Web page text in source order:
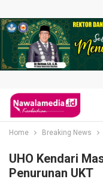
Home Breaking News
UHO Kendari
Penurunan UKT